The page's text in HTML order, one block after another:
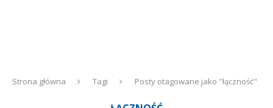
Strona główna Tagi Posty otagowane jako "łączność"